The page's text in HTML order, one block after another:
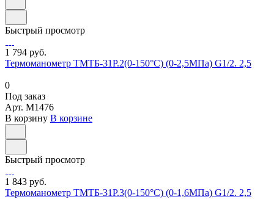
Быстрый просмотр
1 794 руб.
Термоманометр ТМТБ-31Р.2(0-150°С) (0-2,5МПа) G1/2. 2,5
0
Под заказ
Арт. M1476
В корзину В корзине
Быстрый просмотр
1 843 руб.
Термоманометр ТМТБ-31Р.3(0-150°С) (0-1,6МПа) G1/2. 2,5